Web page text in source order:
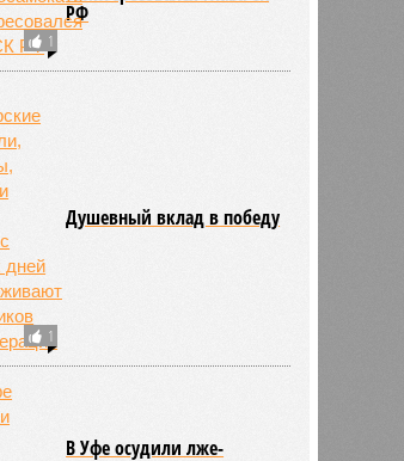
196